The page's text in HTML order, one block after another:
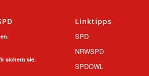
sichern sie.
Linktipps
SPD
NRWSPD
SPDOWL